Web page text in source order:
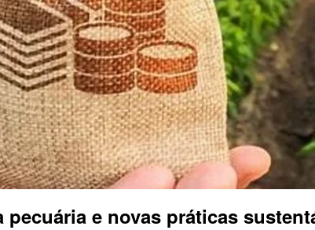
pecuária e novas práticas